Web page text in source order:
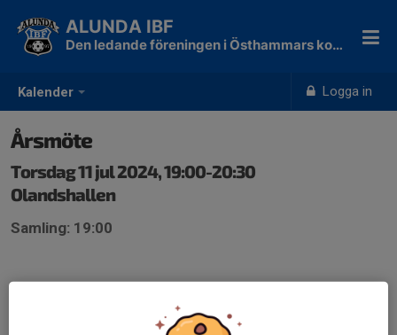
Kalender Logga in
ALUNDA IBF
Den ledande föreningen i Östhammars kommun!
Årsmöte
Torsdag 11 jul 2024, 19:00-20:30
Olandshallen
Samling: 19:00